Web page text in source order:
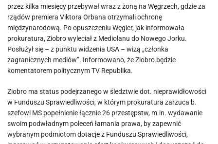
przez kilka miesięcy przebywał wraz z żoną na Węgrzech, gdzie za
rządów premiera Viktora Orbana otrzymali ochronę
międzynarodową. Po opuszczeniu Węgier, jak informowała
prokuratura, Ziobro wyleciał z Mediolanu do Nowego Jorku.
Posłużył się – z punktu widzenia USA – wizą „członka
zagranicznych mediów”. Informowano, że Ziobro będzie
komentatorem politycznym TV Republika.
Ziobro ma status podejrzanego w śledztwie dot. nieprawidłowości
w Funduszu Sprawiedliwości, w którym prokuratura zarzuca b.
szefowi MS popełnienie łącznie 26 przestępstw, m.in. wydawanie
swoim podwładnym poleceń łamania prawa, by zapewnić
wybranym podmiotom dotacje z Funduszu Sprawiedliwości,